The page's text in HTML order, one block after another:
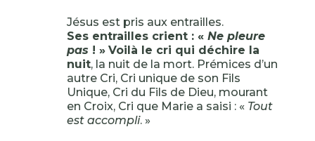
Jésus est pris aux entrailles.
Ses entrailles crient : « Ne pleure
pas ! » Voilà le cri qui déchire la
nuit, la nuit de la mort. Prémices d’un
autre Cri, Cri unique de son Fils
Unique, Cri du Fils de Dieu, mourant
en Croix, Cri que Marie a saisi : « Tout
est accompli. »